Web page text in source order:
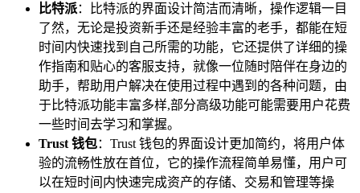
比特派：比特派的界面设计简洁而清晰，操作逻辑一目
了然，无论是投资新手还是经验丰富的老手，都能在短
时间内快速找到自己所需的功能，它还提供了详细的操
作指南和贴心的客服支持，就像一位随时陪伴在身边的
助手，帮助用户解决在使用过程中遇到的各种问题，由
于比特派功能丰富多样,部分高级功能可能需要用户花费
一些时间去学习和掌握。
Trust 钱包：Trust 钱包的界面设计更加简约，将用户体
验的流畅性放在首位，它的操作流程简单易懂，用户可
以在短时间内快速完成资产的存储、交易和管理等操